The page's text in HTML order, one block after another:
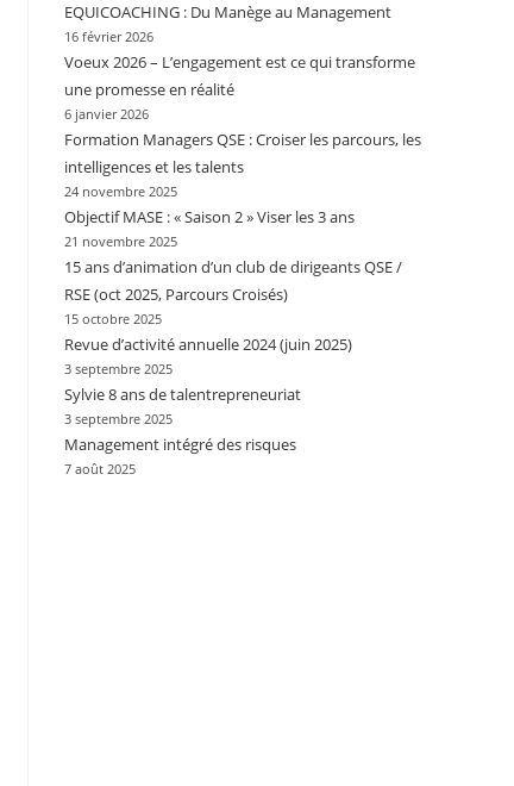
EQUICOACHING : Du Manège au Management
16 février 2026
Voeux 2026 – L’engagement est ce qui transforme
une promesse en réalité
6 janvier 2026
Formation Managers QSE : Croiser les parcours, les
intelligences et les talents
24 novembre 2025
Objectif MASE : « Saison 2 » Viser les 3 ans
21 novembre 2025
15 ans d’animation d’un club de dirigeants QSE /
RSE (oct 2025, Parcours Croisés)
15 octobre 2025
Revue d’activité annuelle 2024 (juin 2025)
3 septembre 2025
Sylvie 8 ans de talentrepreneuriat
3 septembre 2025
Management intégré des risques
7 août 2025